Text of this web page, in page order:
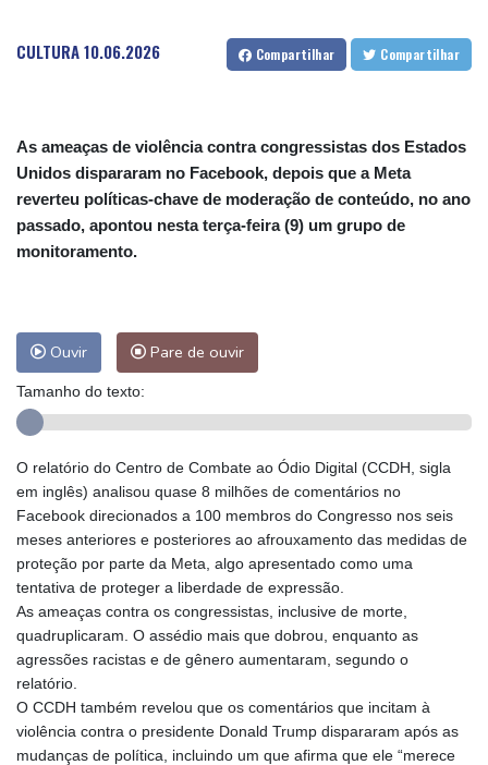
CULTURA10.06.2026 Compartilhar Compartilhar
As ameaças de violência contra congressistas dos Estados
Unidos dispararam no Facebook, depois que a Meta
reverteu políticas-chave de moderação de conteúdo, no ano
passado, apontou nesta terça-feira (9) um grupo de
monitoramento.
Ouvir Pare de ouvir
Tamanho do texto:
O relatório do Centro de Combate ao Ódio Digital (CCDH, sigla
em inglês) analisou quase 8 milhões de comentários no
Facebook direcionados a 100 membros do Congresso nos seis
meses anteriores e posteriores ao afrouxamento das medidas de
proteção por parte da Meta, algo apresentado como uma
tentativa de proteger a liberdade de expressão.
As ameaças contra os congressistas, inclusive de morte,
quadruplicaram. O assédio mais que dobrou, enquanto as
agressões racistas e de gênero aumentaram, segundo o
relatório.
O CCDH também revelou que os comentários que incitam à
violência contra o presidente Donald Trump dispararam após as
mudanças de política, incluindo um que afirma que ele “merece